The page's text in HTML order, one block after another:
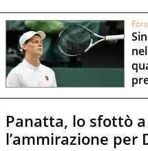
Panatta, lo sfottò
l’ammirazione per